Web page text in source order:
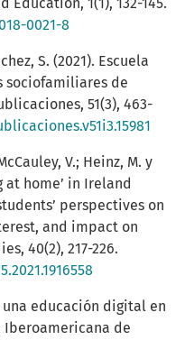
Education, 1(1), 132-145.
0021-8
S. (2021). Escuela
sociofamiliares de
51(3), 463-
V.; Heinz, M. y
at home’ in Ireland
perspectives on
and impact on
40(2), 217-226.
una educación digital en
Iberoamericana de